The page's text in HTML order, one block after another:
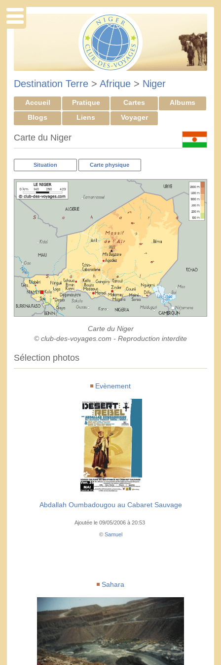
Destination Terre > Afrique > Niger
Accueil Pratique Cartes
Albums
Blogs
Liens Voyager
Carte du Niger
Situation Carte physique
Carte du Niger
© club-des-voyages.com - Reproduction interdite
Sélection photos
Evènement
Abdallah Oumbadougou au Cabaret Sauvage
Ajoutée le 09/05/2006 à 20:53
© Samuel
Sahara